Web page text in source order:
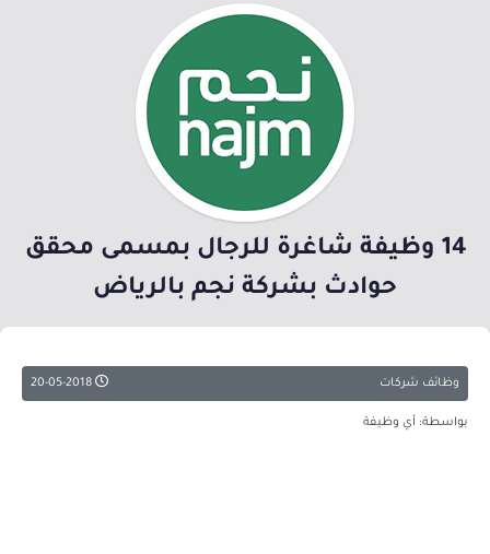
14 وظيفة شاغرة للرجال بمسمى محقق
حوادث بشركة نجم بالرياض
وظائف شركات
بواسطة: أي وظيفة